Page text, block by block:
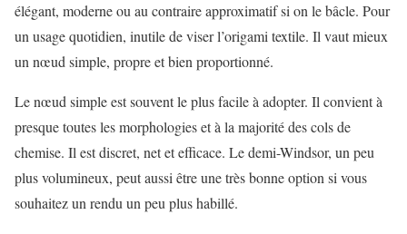
élégant, moderne ou au contraire approximatif si on le bâcle. Pour
un usage quotidien, inutile de viser l’origami textile. Il vaut mieux
un nœud simple, propre et bien proportionné.
Le nœud simple est souvent le plus facile à adopter. Il convient à
presque toutes les morphologies et à la majorité des cols de
chemise. Il est discret, net et efficace. Le demi-Windsor, un peu
plus volumineux, peut aussi être une très bonne option si vous
souhaitez un rendu un peu plus habillé.